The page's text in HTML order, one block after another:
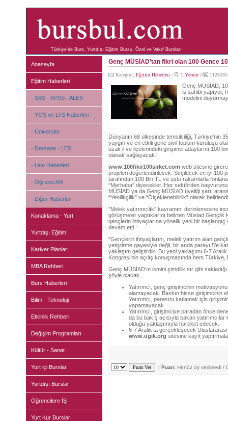
Türkiye'de Burs, Yurtdışı Eğitim Bursu, Özel ve Vakıf Bursları
Anasayfa
Eğitim Haberleri
- SBS - KPSS - ALES
- YGS ve LYS Haberleri
- Üniversite
- Dersane - LES
- Lise Haberleri
- Öğrenci Affı
- Diğer Haberler
Konaklama - Yurt
Yurtdışı Eğitim
Kariyer Planları
MBA Rehberi
Burs Haberleri
Bilim - Teknoloji
Etkinlik Rehberi
Değişim Programları
Kültür - Sanat
Yurt içi Burslar
Yurtdışı Burslar
Öğrencilere İŞ
Yurt Kur Bursları
Genç MÜSİAD’tan fikri olan 100 Gence
Kategori: Eğitim Haberleri | 1 Yorum |
Genç MÜSİAD,
iş sahibi yapıyor,
modelini
Dünyanın 68 ülkesinde temsilciliği, Türkiye'nin
yaygın ve en etkili genç sivil toplum kuruluşu
uzak il ve ilçelerindeki girişimci adaylarını 100
olanak sağlayacak.
www.100fikir100sirket.com web sitesine
projeleri değerlendirilecek. Seçilecek en iyi 100
tarafından 100 Bin TL ve üstü rakamlarla
“Merhaba” diyecekler. Her sektörden
MÜSİAD ya da Genç MÜSİAD üyeliği şartı
“Yenilikçilik” ve “Ölçeklenebilirlik” olarak
“Melek yatırımcılık” kavramını derinlemesine
görüşmeler yaptıklarını belirten Müsiad
gençlerin ihtiyaçlarına yönelik yeni bir
devam etti :
“Gençlerin ihtiyaçlarını, melek yatırım alan
yetiştirme gayesiyle değil, bir anda parayı 5’e
yaklaşım geliştirdik. Bu yeni yaklaşımı 6-7
Kongresi’nin açılış konuşmasında hem
Genç MÜSİAD’ın ismini şimdilik sır gibi
şöyle olacak.
Yatırımcı, genç girişimcinin
alamayacak. Baskın hisse girişimcinin
Yatırımcı, parasını katlamak için
yapamayacak.
Yatırımcı, girişimciye paradan önce
da bu bakış açısıyla bakan
olduğu yaklaşımıyla hareket edecek.
6-7 Aralık’ta gerçekleşecek
www.ugik.org sitesine kayıt
| Puan: Henüz oy verilmedi /